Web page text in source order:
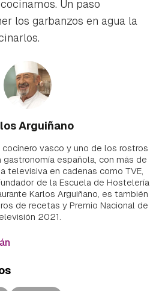
Un paso
los garbanzos en agua la
Arguiñano
cocinero vasco y uno de los rostros
española, con más de
televisiva en cadenas como TVE,
de la Escuela de Hostelería
Karlos Arguiñano, es también
de recetas y Premio Nacional de
2021.